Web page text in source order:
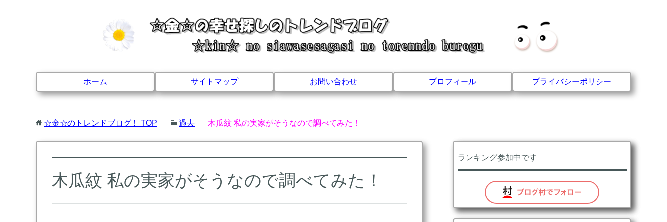
ホーム サイトマップ お問い合わせ プロフィール プライバシーポリシー
☆金☆のトレンドブログ！ TOP 過去 木瓜紋 私の実家がそうなので調べてみた！
木瓜紋 私の実家がそうなので調べてみた！
ランキング参加中です